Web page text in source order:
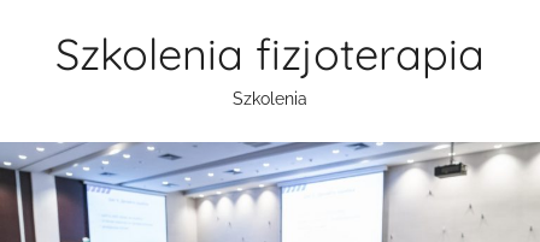
Szkolenia fizjoterapia
Szkolenia